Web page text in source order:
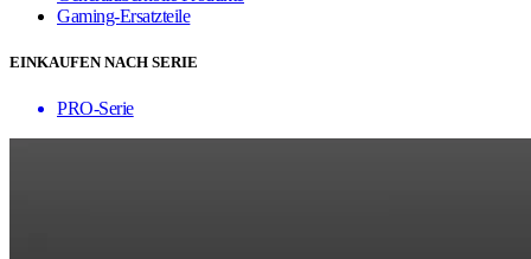
Gaming-Ersatzteile
EINKAUFEN NACH SERIE
PRO-Serie